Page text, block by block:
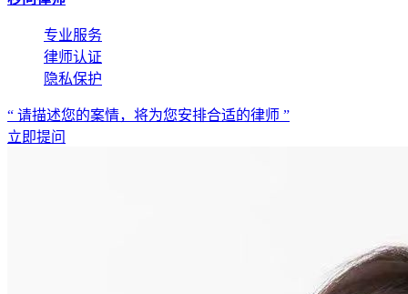
专业服务
律师认证
隐私保护
“ 请描述您的案情，将为您安排合适的律师 ”
立即提问